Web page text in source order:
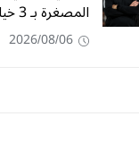
المصغرة بـ 3 خيارات
2026/08/06